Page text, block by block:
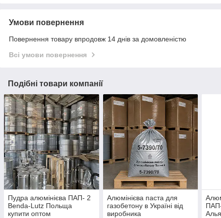
Умови повернення
Повернення товару впродовж 14 днів за домовленістю
Всі умови повернення
Подібні товари компанії
Пудра алюмінієва ПАП- 2
Benda-Lutz Польща
купити оптом
Алюмінієва паста для
газобетону в Україні від
виробника